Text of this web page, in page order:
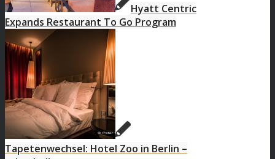
Hyatt Centric
Expands Restaurant To Go Program
Tapetenwechsel: Hotel Zoo in Berlin –